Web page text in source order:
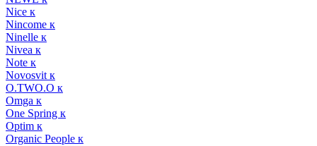
Nice к
Nincome к
Ninelle к
Nivea к
Note к
Novosvit к
O.TWO.O к
Omga к
One Spring к
Optim к
Organic People к